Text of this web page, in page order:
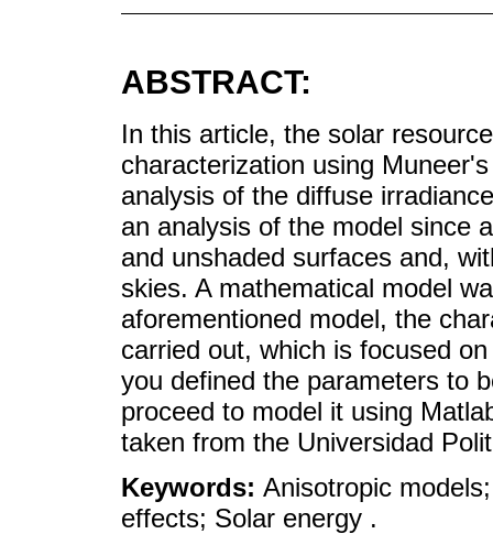
ABSTRACT:
In this article, the solar
characterization using
analysis of the diffuse
an analysis of the model since
and unshaded surfaces and,
skies. A mathematical model
aforementioned model, the
carried out, which is focused
you defined the parameters to
proceed to model it using
taken from the Universidad
Keywords: Anisotropic
effects; Solar energy .